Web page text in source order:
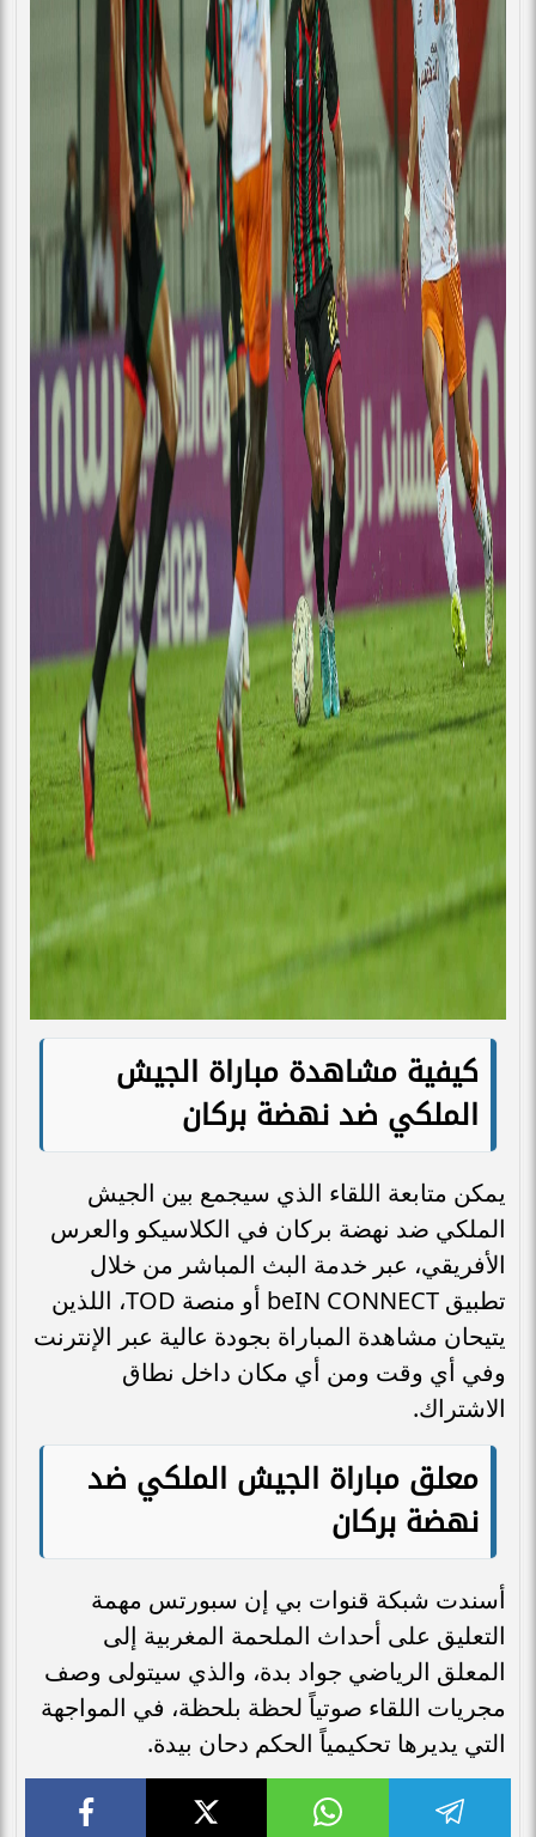
كيفية مشاهدة مباراة الجيش
الملكي ضد نهضة بركان
يمكن متابعة اللقاء الذي سيجمع بين الجيش
الملكي ضد نهضة بركان في الكلاسيكو والعرس
الأفريقي، عبر خدمة البث المباشر من خلال
تطبيق beIN CONNECT أو منصة TOD، اللذين
يتيحان مشاهدة المباراة بجودة عالية عبر الإنترنت
وفي أي وقت ومن أي مكان داخل نطاق
الاشتراك.
معلق مباراة الجيش الملكي ضد
نهضة بركان
أسندت شبكة قنوات بي إن سبورتس مهمة
التعليق على أحداث الملحمة المغربية إلى
المعلق الرياضي جواد بدة، والذي سيتولى وصف
مجريات اللقاء صوتياً لحظة بلحظة، في المواجهة
التي يديرها تحكيمياً الحكم دحان بيدة.